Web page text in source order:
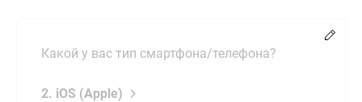
Какой у вас тип смартфона/телефона?
2. iOS (Apple)